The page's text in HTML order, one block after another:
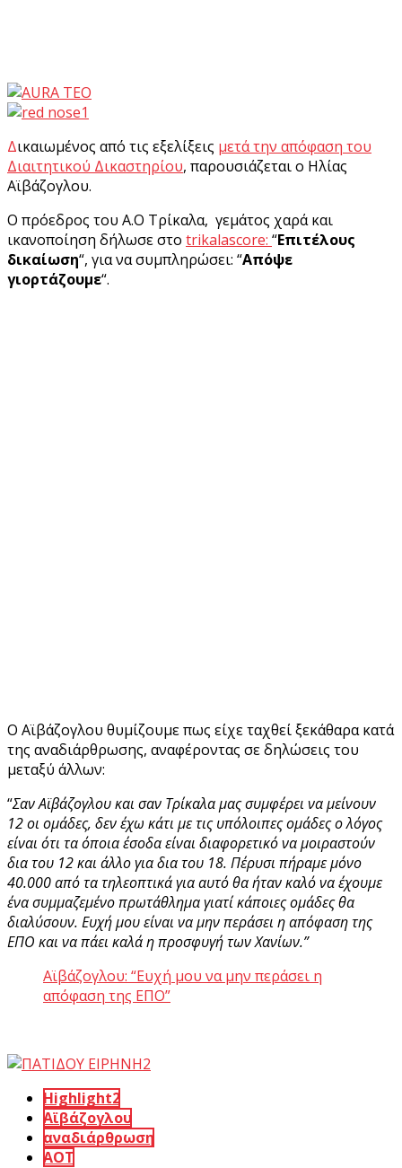
Δικαιωμένος από τις εξελίξεις μετά την απόφαση του
Διαιτητικού Δικαστηρίου, παρουσιάζεται ο Ηλίας
Αϊβάζογλου.
Ο πρόεδρος του Α.Ο Τρίκαλα, γεμάτος χαρά και
ικανοποίηση δήλωσε στο trikalascore: “Επιτέλους
δικαίωση“, για να συμπληρώσει: “Απόψε
γιορτάζουμε“.
Ο Αϊβάζογλου θυμίζουμε πως είχε ταχθεί ξεκάθαρα κατά
της αναδιάρθρωσης, αναφέροντας σε δηλώσεις του
μεταξύ άλλων:
“Σαν Αϊβάζογλου και σαν Τρίκαλα μας συμφέρει να μείνουν
12 οι ομάδες, δεν έχω κάτι με τις υπόλοιπες ομάδες ο λόγος
είναι ότι τα όποια έσοδα είναι διαφορετικό να μοιραστούν
δια του 12 και άλλο για δια του 18. Πέρυσι πήραμε μόνο
40.000 από τα τηλεοπτικά για αυτό θα ήταν καλό να έχουμε
ένα συμμαζεμένο πρωτάθλημα γιατί κάποιες ομάδες θα
διαλύσουν. Ευχή μου είναι να μην περάσει η απόφαση της
ΕΠΟ και να πάει καλά η προσφυγή των Χανίων.”
Αϊβάζογλου: “Ευχή μου να μην περάσει η
απόφαση της ΕΠΟ”
Highlight2
Αϊβάζογλου
αναδιάρθρωση
ΑΟΤ